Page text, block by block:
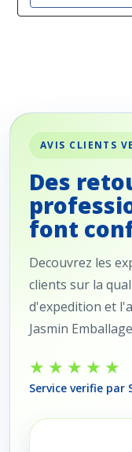
AVIS CLIENTS
Des
font
Decouvrez les
clients sur la
d'expedition et
Jasmin
★★★★★
Service verifie par